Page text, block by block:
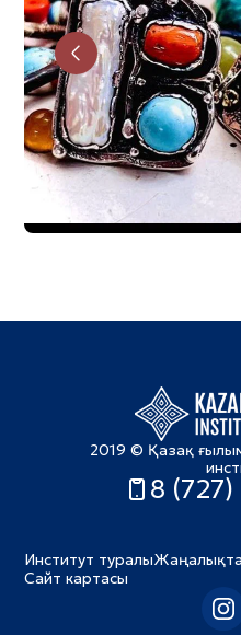
2019 © Қазақ
8
Институт туралы
Сайт картасы